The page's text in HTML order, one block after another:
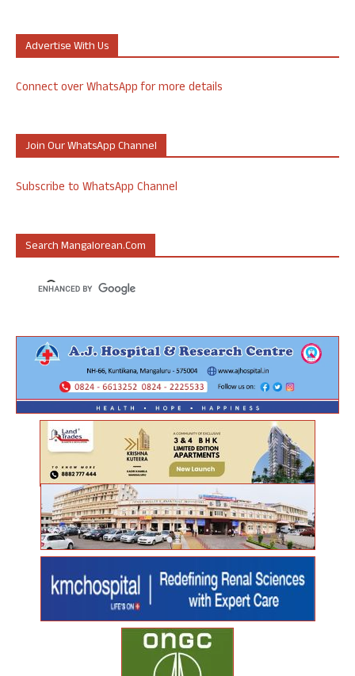
Advertise With Us
Connect over WhatsApp for more details
Join Our WhatsApp Channel
Subscribe to WhatsApp Channel
Search Mangalorean.com